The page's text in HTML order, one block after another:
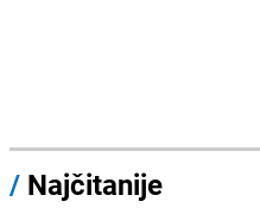
/ Najčitanije